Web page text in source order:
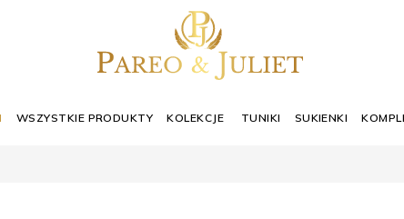
WSZYSTKIE PRODUKTY KOLEKCJE TUNIKI SUKIENKI